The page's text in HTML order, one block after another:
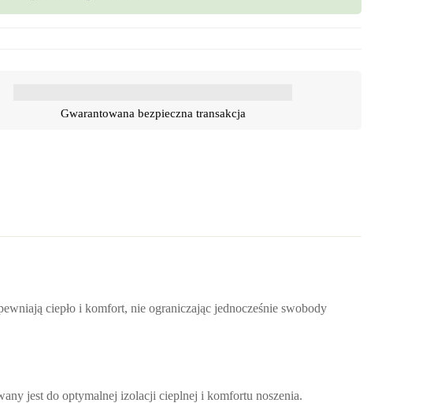
Gwarantowana bezpieczna transakcja
ciepło i komfort, nie ograniczając jednocześnie swobody
jest do optymalnej izolacji cieplnej i komfortu noszenia.